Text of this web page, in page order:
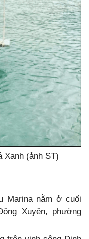
Xanh (ảnh ST)
Marina nằm ở cuối
Xuyên, phường